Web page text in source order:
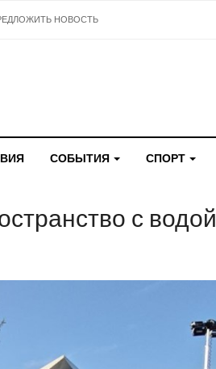
НОВОСТЬ
СОБЫТИЯ СПОРТ
с водой